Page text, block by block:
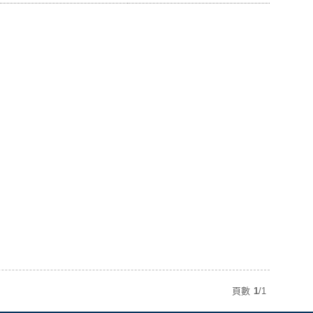
頁數 1/1